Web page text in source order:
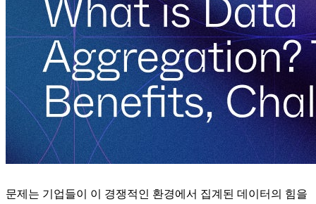
문제는 기업들이 이 경쟁적인 환경에서 집계된 데이터의 힘을